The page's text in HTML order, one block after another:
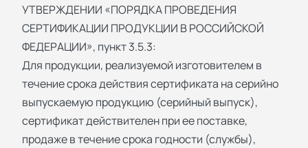
УТВЕРЖДЕНИИ «ПОРЯДКА ПРОВЕДЕНИЯ
СЕРТИФИКАЦИИ ПРОДУКЦИИ В РОССИЙСКОЙ
ФЕДЕРАЦИИ», пункт 3.5.3:
Для продукции, реализуемой изготовителем в
течение срока действия сертификата на серийно
выпускаемую продукцию (серийный выпуск),
сертификат действителен при ее поставке,
продаже в течение срока годности (службы),